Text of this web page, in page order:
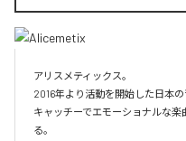
アリスメティックス。
2016年より活動を開始した日本の
キャッチーでエモーショナルな
る。